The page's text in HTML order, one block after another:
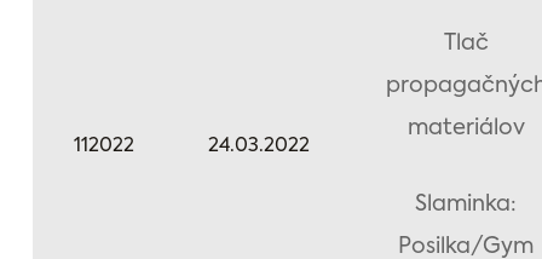
112022 24.03.2022
Tlač
materiálov
Slaminka:
Posilka/Gym